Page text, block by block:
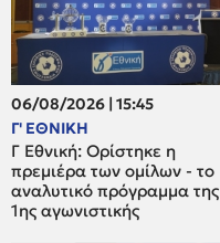
06/08/2026 | 15:45
Γ' ΕΘΝΙΚΗ
Γ Εθνική: Ορίστηκε η
πρεμιέρα των ομίλων - το
αναλυτικό πρόγραμμα της
1ης αγωνιστικής